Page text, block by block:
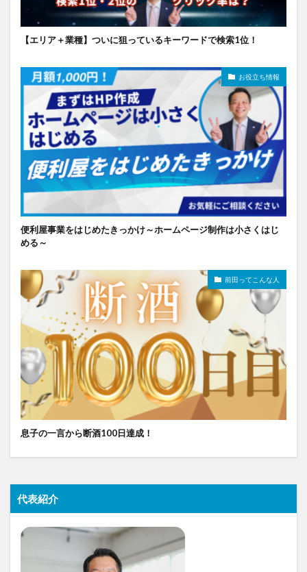
【エリア＋業種】ついに狙っているキーワードで検索1位！
お役立ち情報
便利屋事業をはじめたきっかけ～ホームページ制作は小さくはじ
める～
前田ってこんな人
息子の一言から断酒100日達成！
代表紹介